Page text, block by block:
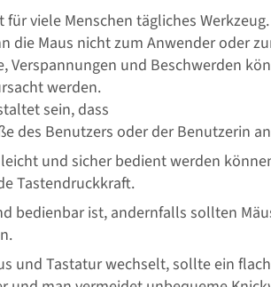
für viele Menschen tägliches
die Maus nicht zum Anwender oder
Verspannungen und Beschwerden
werden.
sein, dass
des Benutzers oder der Benutzerin
und sicher bedient werden
Tastendruckkraft.
bedienbar ist, andernfalls sollten
und Tastatur wechselt, sollte ein